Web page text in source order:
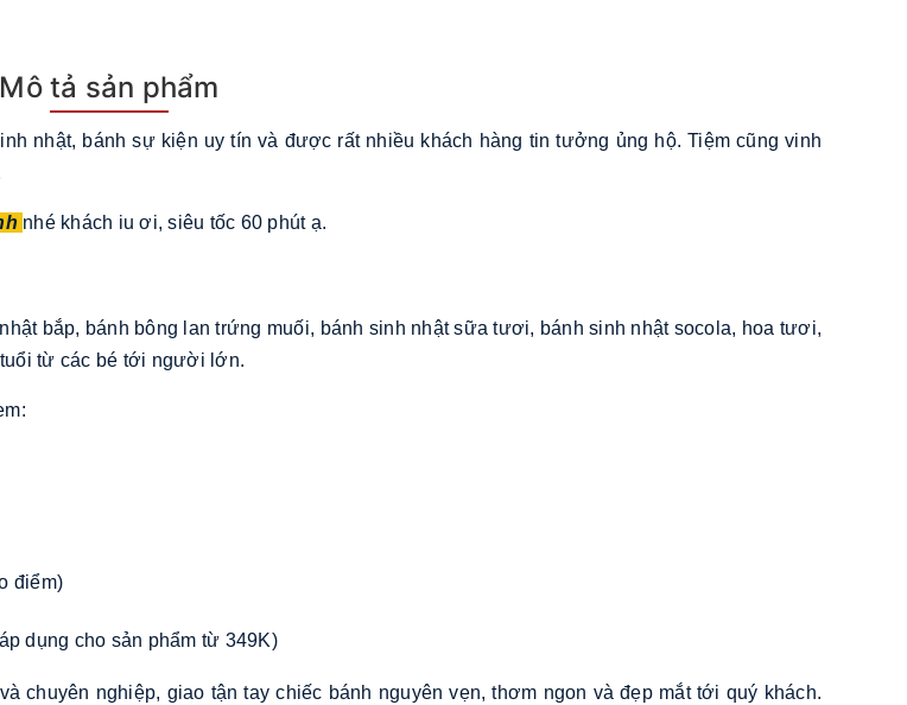
Mô tả sản phẩm
nhật, bánh sự kiện uy tín và được rất nhiều khách hàng tin tưởng ủng hộ. Tiệm cũng vinh
nhé khách iu ơi, siêu tốc 60 phút ạ.
bắp, bánh bông lan trứng muối, bánh sinh nhật sữa tươi, bánh sinh nhật socola, hoa tươi,
từ các bé tới người lớn.
điểm)
dụng cho sản phẩm từ 349K)
chuyên nghiệp, giao tận tay chiếc bánh nguyên vẹn, thơm ngon và đẹp mắt tới quý khách.